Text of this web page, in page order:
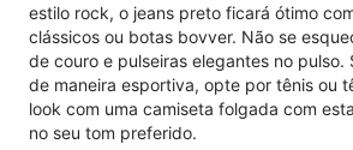
estilo rock, o jeans preto ficará ótimo
clássicos ou botas bovver. Não se
de couro e pulseiras elegantes no pulso.
de maneira esportiva, opte por tênis ou
look com uma camiseta folgada com
no seu tom preferido.